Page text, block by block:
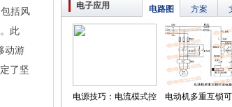
括风
此
动游
了坚
电子应用 方案
电路图
电源技巧：电流模式控 电动机多重互锁